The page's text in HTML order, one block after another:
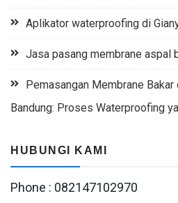
Aplikator waterproofing di
Jasa pasang membrane aspal
Pemasangan Membrane Bakar
Bandung: Proses Waterproofing
HUBUNGI KAMI
Phone : 082147102970